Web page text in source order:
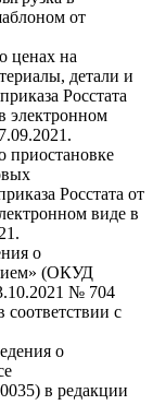
от
ценах на
детали и
Росстата
электронном
Росстата от
виде в
о
(ОКУД
№ 704
соответствии с
о
в редакции